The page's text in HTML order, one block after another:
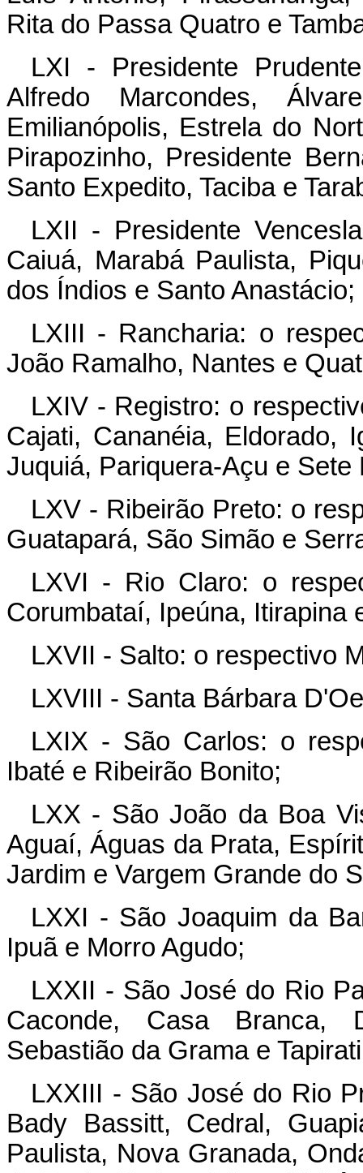
Rita do Passa Quatro e
LXI - Presidente
Alfredo Marcondes,
Emilianópolis, Estrela do
Pirapozinho, Presidente
Santo Expedito, Taciba e
LXII - Presidente
Caiuá, Marabá Paulista,
dos Índios e Santo Anastácio;
LXIII - Rancharia: o
João Ramalho, Nantes e
LXIV - Registro: o
Cajati, Cananéia, Eldorado,
Juquiá, Pariquera-Açu e Sete
LXV - Ribeirão Preto: o
Guatapará, São Simão e
LXVI - Rio Claro: o
Corumbataí, Ipeúna, Itirapina
LXVII - Salto: o respectivo
LXVIII - Santa Bárbara
LXIX - São Carlos: o
Ibaté e Ribeirão Bonito;
LXX - São João da Boa
Aguaí, Águas da Prata,
Jardim e Vargem Grande do
LXXI - São Joaquim da
Ipuã e Morro Agudo;
LXXII - São José do Rio
Caconde, Casa Branca,
Sebastião da Grama e
LXXIII - São José do Rio
Bady Bassitt, Cedral,
Paulista, Nova Granada,